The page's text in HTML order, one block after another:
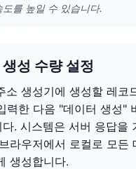
도를 높일 수 있습니다.
성 수량 설정
소 생성기에 생성할 레코
력한 다음 "데이터 생성"
다. 시스템은 서버 응답을
라우저에서 로컬로 모든
생성합니다.